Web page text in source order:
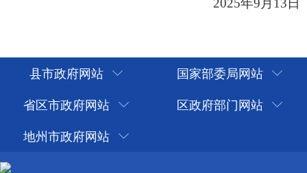
县市政府网站
国家部委局网站
省区市政府网站
区政府部门网站
地州市政府网站